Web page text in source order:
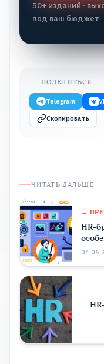
50+ изданий ·
под ваш бюджет
ПОДЕЛИТЬСЯ
Telegram
Скопировать
ЧИТАТЬ ДАЛЬШЕ
←
HR-